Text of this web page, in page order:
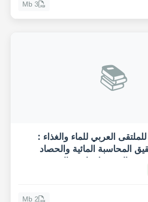
3 Mb
📚
للملتقى العربي للماء والغذاء :
المحاسبة المائية والحصاد
2 Mb